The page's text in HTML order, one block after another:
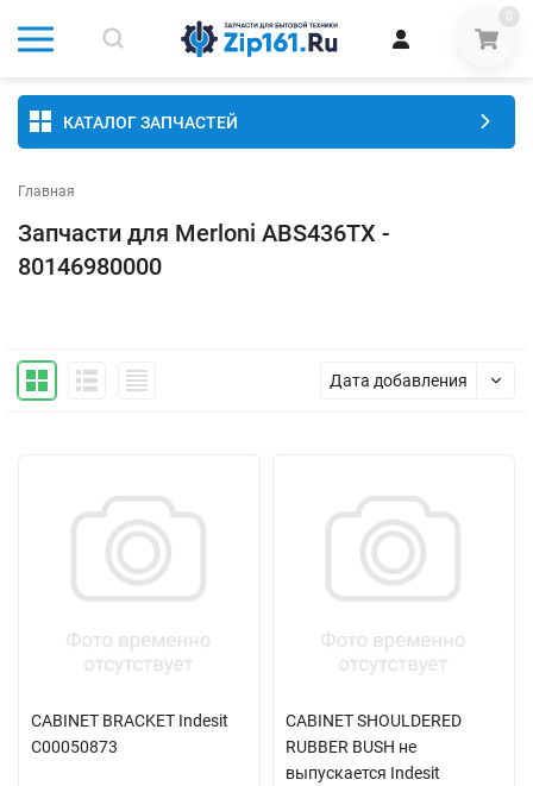
0
КАТАЛОГ ЗАПЧАСТЕЙ
Главная
Запчасти для Merloni ABS436TX -
80146980000
Дата добавления
CABINET BRACKET Indesit
C00050873
CABINET SHOULDERED
RUBBER BUSH не
выпускается Indesit